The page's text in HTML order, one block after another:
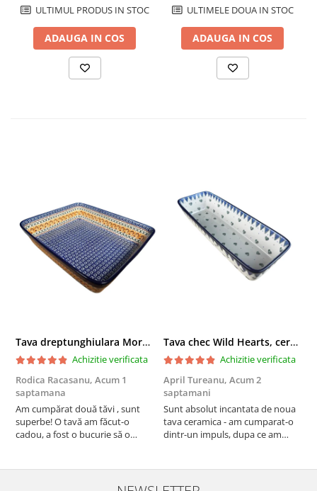
ULTIMUL PRODUS IN STOC
ADAUGA IN COS
ULTIMELE DOUA IN STOC
ADAUGA IN COS
Tava dreptunghiulara Morning Sunrise, ceramica smaltuita, pictata manual, 27,0 X 32, 5 cm
Achizitie verificata
Rodica Racasanu, Acum 1
saptamana
Am cumpărat două tăvi , sunt
superbe! O tavă am făcut-o
cadou, a fost o bucurie să o
este o plăcere să o folosim, are
Tava chec Wild Hearts, ceramica smaltuita, pictata manual, 31,0 X 12,0 cm
Achizitie verificata
April Tureanu, Acum 2
saptamani
Sunt absolut incantata de noua
tava ceramica - am cumparat-o
dintr-un impuls, dupa ce am
pete de rugina dupa spalare.
Aceasta ma va scapa de aceasta